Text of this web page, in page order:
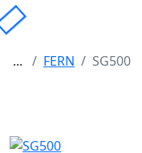
... FERN SG500